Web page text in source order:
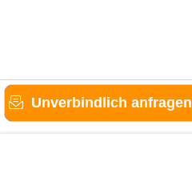
Unverbindlich anfragen